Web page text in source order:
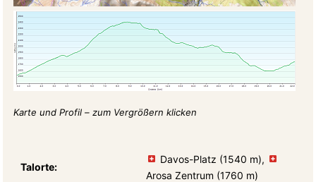
Karte und Profil – zum Vergrößern klicken
Talorte:
Davos-Platz (1540 m),
Arosa Zentrum (1760 m)